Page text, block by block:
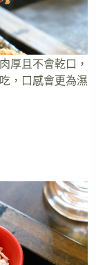
厚且不會乾口，
，口感會更為濕